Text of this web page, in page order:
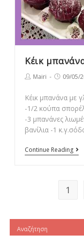
Κέικ
PostMairi
Post09/05/
Κέικ μπανάνα με
-1/2 κούπα
-3 μπανάνες
βανίλια -1
Continue Reading
1